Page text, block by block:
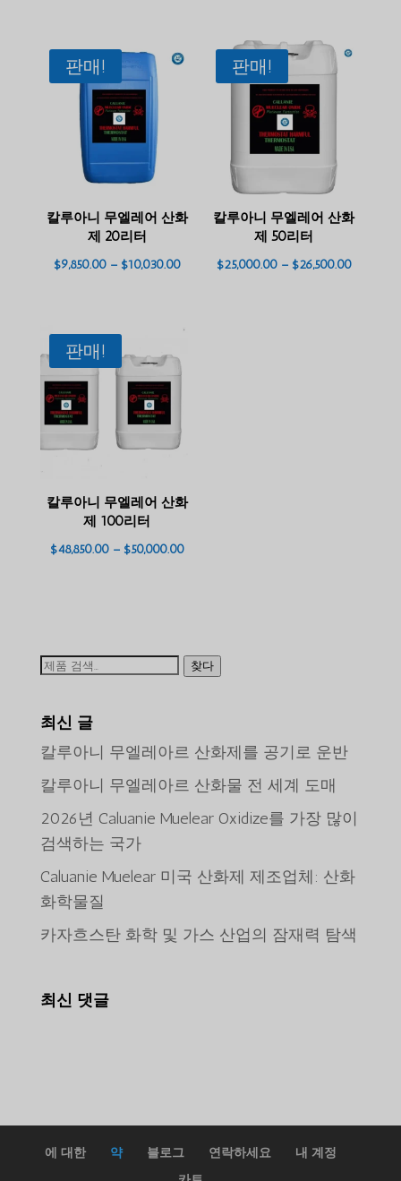
$2,550.00
$5,020.00
판매!
칼루아니 무엘레어 산화
제 20리터
$9,850.00 – $10,030.00가
$9,850.00
~
판매!
칼루아니 무엘레어 산화
제 50리터
$25,000.00 – $26,500.00가
판매!
칼루아니 무엘레어 산화
제 100리터
$48,850.00 – $50,000.00가
$50,000.00
검
찾다
최신 글
칼루아니 무엘레아르 산화제를 공기로 운반
칼루아니 무엘레아르 산화물 전 세계 도매
2026년 Caluanie Muelear Oxidize를 가장 많이
검색하는 국가
Caluanie Muelear 미국 산화제 제조업체: 산화
화학물질
카자흐스탄 화학 및 가스 산업의 잠재력 탐색
최신 댓글
에 대한 약 블로그 연락하세요
내 계정
Tiếng Việt
Bahasa Melayu